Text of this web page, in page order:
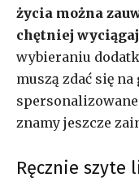
życia można
chętniej
wybieraniu
muszą zdać się
znamy jeszcze
Ręcznie szyte